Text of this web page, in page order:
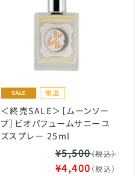
＜終売SALE＞［ムーンソー
プ］ビオパフュームサニーユ
ズスプレー 25ml
¥5,500（税込）
¥4,400 （税込）